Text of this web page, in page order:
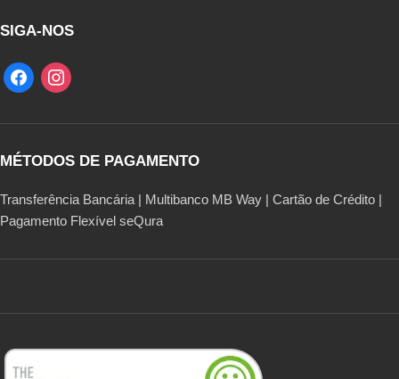
SIGA-NOS
MÉTODOS DE PAGAMENTO
Transferência Bancária | Multibanco MB Way | Cartão de Crédito |
Pagamento Flexível seQura